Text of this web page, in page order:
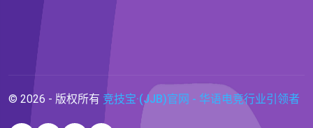
© 2026 - 版权所有 竞技宝·(JJB)官网 - 华语电竞行业引领者